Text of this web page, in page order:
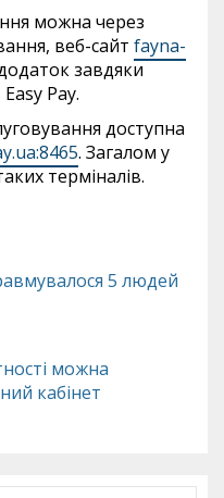
можна через
веб-сайт fayna-
завдяки
Pay.
доступна
. Загалом у
терміналів.
5 людей
можна
кабінет